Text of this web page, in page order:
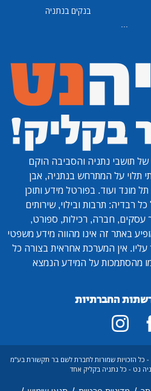
בנקים בנתניה
...
של תושבי נתניה והסביבה הוקם
תלוי על המתרחש בנתניה, אבן
מונד ועוד. בפורטל מידע ותוכן
רבדיה: תרבות ובילוי, שירותים
עסקים, חברה, רכילות, ספורט,
באתר זה אינו מהווה מידע משפטי
אין המערכת אחראית בצורה כל
מהסתמכות על המידע הנמצא
החברתיות
- כל הזכויות שמורות לחברת לשם בר תקשורת בע"מ
נט - כל נתניה בקליק אחד